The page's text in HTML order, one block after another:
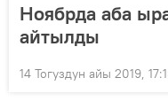
Ноябрда аба
айтылды
14 Тогуздун айы 2019,